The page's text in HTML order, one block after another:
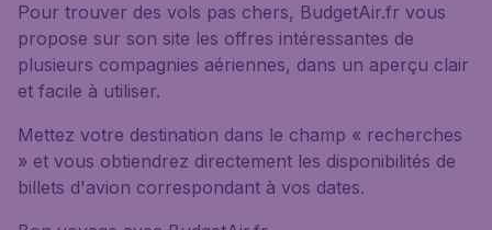
Pour trouver des vols pas chers, BudgetAir.fr vous
propose sur son site les offres intéressantes de
plusieurs compagnies aériennes, dans un aperçu clair
et facile à utiliser.
Mettez votre destination dans le champ « recherches
» et vous obtiendrez directement les disponibilités de
billets d'avion correspondant à vos dates.